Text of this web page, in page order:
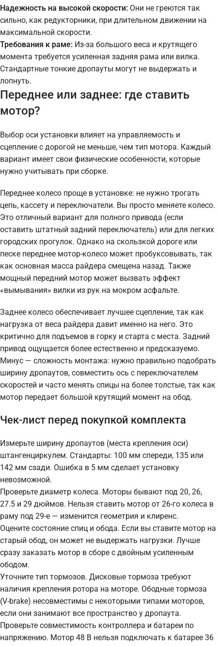
Надежность на высокой скорости: Они не греются так
сильно, как редукторники, при длительном движении на
максимальной скорости.
Требования к раме: Из-за большого веса и крутящего
момента требуется усиленная задняя рама или вилка.
Стандартные тонкие дропауты могут не выдержать и
лопнуть.
Переднее или заднее: где ставить
мотор?
Выбор оси установки влияет на управляемость и
сцепление с дорогой не меньше, чем тип мотора. Каждый
вариант имеет свои физические особенности, которые
нужно учитывать при сборке.
Переднее колесо проще в установке: не нужно трогать
цепь, кассету и переключатели. Вы просто меняете колесо.
Это отличный вариант для полного привода (если
оставить штатный задний переключатель) или для легких
городских прогулок. Однако на скользкой дороге или
песке переднее мотор-колесо может пробуксовывать, так
как основная масса райдера смещена назад. Также
мощный передний мотор может вызвать эффект
«вымывания» вилки из рук на мокром асфальте.
Заднее колесо обеспечивает лучшее сцепление, так как
нагрузка от веса райдера давит именно на него. Это
критично для подъемов в горку и старта с места. Задний
привод ощущается более естественно и предсказуемо.
Минус — сложность монтажа: нужно правильно подобрать
ширину дропаутов, совместить ось с переключателем
скоростей и часто менять спицы на более толстые, так как
мотор передает большой крутящий момент на обод.
Чек-лист перед покупкой комплекта
Измерьте ширину дропаутов (места крепления оси)
штангенциркулем. Стандарты: 100 мм спереди, 135 или
142 мм сзади. Ошибка в 5 мм сделает установку
невозможной.
Проверьте диаметр колеса. Моторы бывают под 20, 26,
27.5 и 29 дюймов. Нельзя ставить мотор от 26-го колеса в
раму под 29-е — изменится геометрия и клиренс.
Оцените состояние спиц и обода. Если вы ставите мотор на
старый обод, он может не выдержать нагрузки. Лучше
сразу заказать мотор в сборе с двойным усиленным
ободом.
Уточните тип тормозов. Дисковые тормоза требуют
наличия крепления ротора на моторе. Ободные тормоза
(V-brake) несовместимы с некоторыми типами моторов,
если они занимают все пространство у дропаута.
Проверьте совместимость контроллера и батареи по
напряжению. Мотор 48 В нельзя подключать к батарее 36